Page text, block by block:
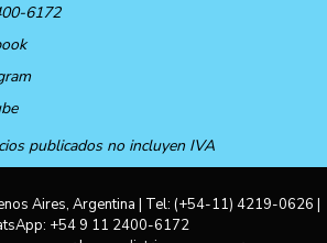
6172
publicados no incluyen IVA
Aires, Argentina | Tel: (+54-11) 4219-0626 |
+54 9 11 2400-6172